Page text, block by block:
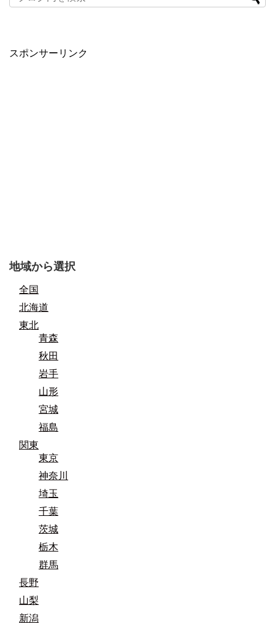
スポンサーリンク
地域から選択
全国
北海道
東北
青森
秋田
岩手
山形
宮城
福島
関東
東京
神奈川
埼玉
千葉
茨城
栃木
群馬
長野
山梨
新潟